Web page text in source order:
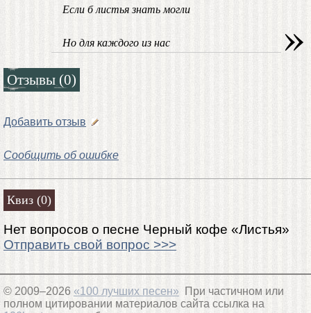
Если б листья знать могли
Hо для каждого из нас »
Отзывы (0)
Добавить отзыв
Сообщить об ошибке
Квиз (0)
Нет вопросов о песне Черный кофе «Листья»
Отправить свой вопрос >>>
© 2009–2026 «100 лучших песен» При частичном или
полном цитировании материалов сайта ссылка на